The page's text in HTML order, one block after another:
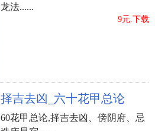
龙法......
9元.下载
择吉去凶_六十花甲总论
60花甲总论,择吉去凶、傍阴府、忌